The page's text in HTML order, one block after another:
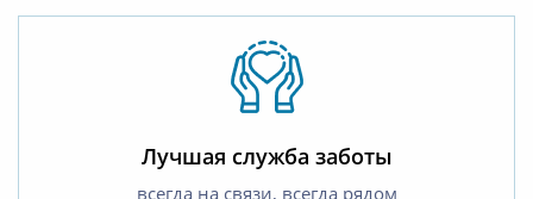
Лучшая служба заботы
всегда на связи, всегда рядом